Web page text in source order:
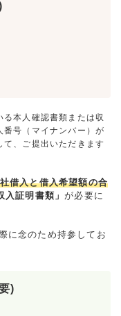
本人確認書類または収
番号（マイナンバー）が
、ご提出いただきます
借入と借入希望額の合
入証明書類」が必要に
に念のため持参してお
)